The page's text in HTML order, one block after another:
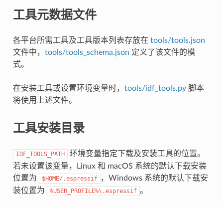
工具元数据文件
各平台所需工具及工具版本列表存放在 tools/tools.json
文件中， tools/tools_schema.json 定义了该文件的模
式。
在安装工具或设置环境变量时， tools/idf_tools.py脚本
将使用上述文件。
工具安装目录
IDF_TOOLS_PATH
环境变量指定下载及安装工具的位置。
若未设置该变量，Linux 和 macOS 系统的默认下载安装
位置为
$HOME/.espressif ，Windows 系统的默认下载安
装位置为
%USER_PROFILE%\.espressif 。